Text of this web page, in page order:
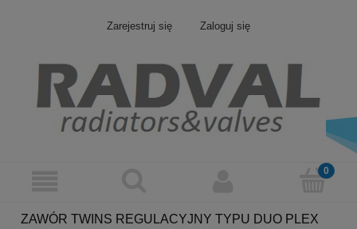
Zarejestruj się Zaloguj się
ZAWÓR TWINS REGULACYJNY TYPU DUO PLEX